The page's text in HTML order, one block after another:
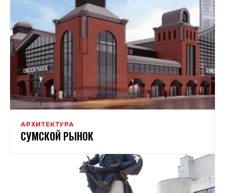
АРХИТЕКТУРА
СУМСКОЙ РЫНОК